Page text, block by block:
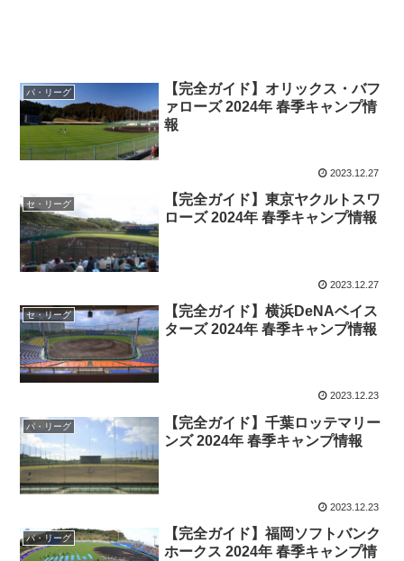
パ・リーグ
【完全ガイド】オリックス・バフ
ァローズ 2024年 春季キャンプ情
報
2023.12.27
セ・リーグ
【完全ガイド】東京ヤクルトスワ
ローズ 2024年 春季キャンプ情報
2023.12.27
セ・リーグ
【完全ガイド】横浜DeNAベイス
ターズ 2024年 春季キャンプ情報
2023.12.23
パ・リーグ
【完全ガイド】千葉ロッテマリー
ンズ 2024年 春季キャンプ情報
2023.12.23
パ・リーグ
【完全ガイド】福岡ソフトバンク
ホークス 2024年 春季キャンプ情